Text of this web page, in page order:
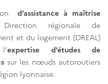
d’assistance à maîtrise
régionale de
et du logement (DREAL)
expertise d’études de
sur les nœuds autoroutiers
lyonnaise.